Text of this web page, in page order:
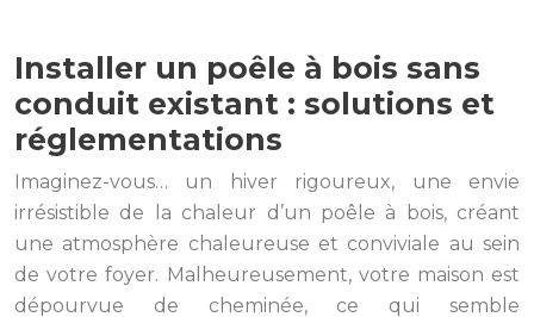
Installer un poêle à bois sans
conduit existant : solutions et
réglementations
Imaginez-vous… un hiver rigoureux, une envie
irrésistible de la chaleur d’un poêle à bois, créant
une atmosphère chaleureuse et conviviale au sein
de votre foyer. Malheureusement, votre maison est
dépourvue de cheminée, ce qui semble